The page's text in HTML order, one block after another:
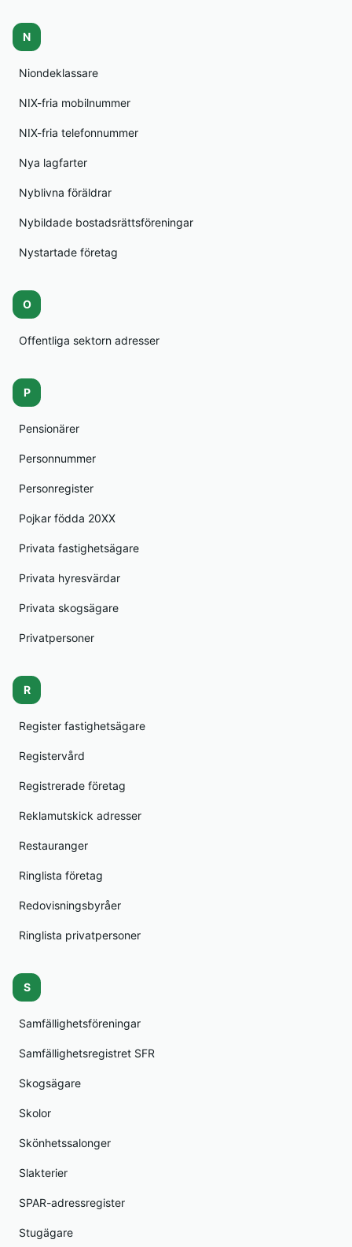
N
Niondeklassare
NIX-fria mobilnummer
NIX-fria telefonnummer
Nya lagfarter
Nyblivna föräldrar
Nybildade bostadsrättsföreningar
Nystartade företag
O
Offentliga sektorn adresser
P
Pensionärer
Personnummer
Personregister
Pojkar födda 20XX
Privata fastighetsägare
Privata hyresvärdar
Privata skogsägare
Privatpersoner
R
Register fastighetsägare
Registervård
Registrerade företag
Reklamutskick adresser
Restauranger
Ringlista företag
Redovisningsbyråer
Ringlista privatpersoner
S
Samfällighetsföreningar
Samfällighetsregistret SFR
Skogsägare
Skolor
Skönhetssalonger
Slakterier
SPAR-adressregister
Stugägare